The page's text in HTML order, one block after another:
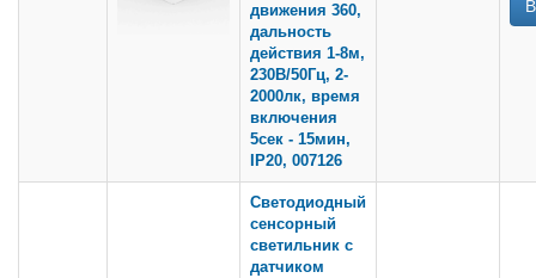
движения 360,
дальность
действия 1-8м,
230В/50Гц, 2-
2000лк, время
включения
5сек - 15мин,
IP20, 007126
Светодиодный
сенсорный
светильник с
датчиком